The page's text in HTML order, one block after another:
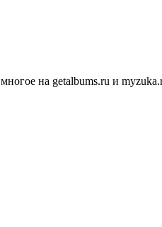
многое на getalbums.ru и